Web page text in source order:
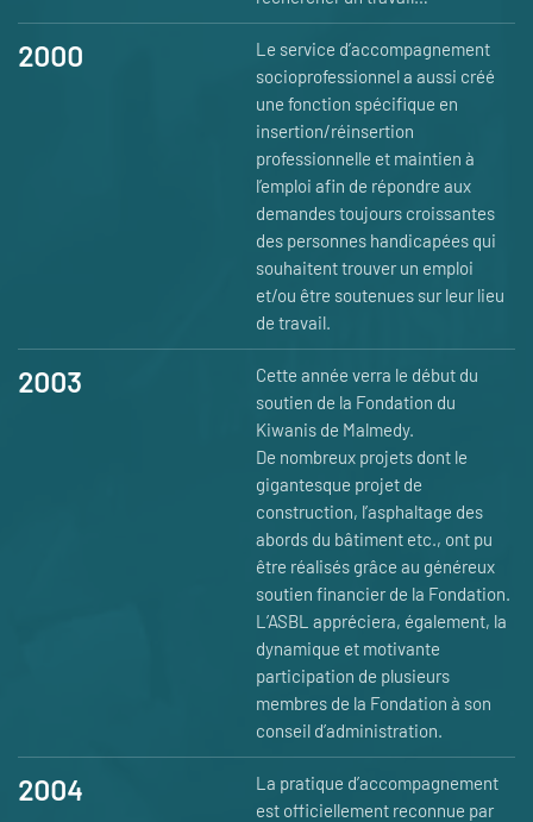
2000
Le service d’accompagnement
socioprofessionnel a aussi créé
une fonction spécifique en
insertion/réinsertion
professionnelle et maintien à
l’emploi afin de répondre aux
demandes toujours croissantes
des personnes handicapées qui
souhaitent trouver un emploi
et/ou être soutenues sur leur lieu
de travail.
2003
Cette année verra le début du
soutien de la Fondation du
Kiwanis de Malmedy.
De nombreux projets dont le
gigantesque projet de
construction, l’asphaltage des
abords du bâtiment etc., ont pu
être réalisés grâce au généreux
soutien financier de la Fondation.
L’ASBL appréciera, également, la
dynamique et motivante
participation de plusieurs
membres de la Fondation à son
conseil d’administration.
2004
La pratique d’accompagnement
est officiellement reconnue par